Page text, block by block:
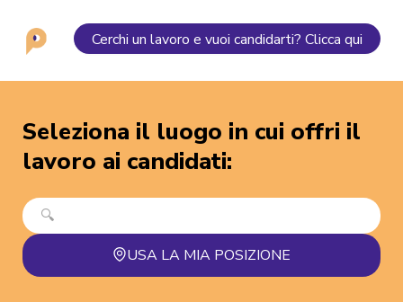
Cerchi un lavoro e vuoi candidarti? Clicca qui
Seleziona il luogo in cui offri il
lavoro ai candidati:
USA LA MIA POSIZIONE